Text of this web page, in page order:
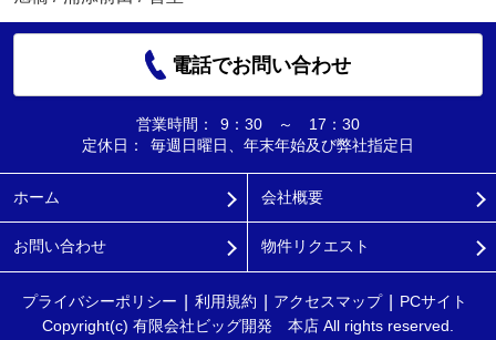
電話でお問い合わせ
営業時間：
9：30 ～ 17：30
定休日：
毎週日曜日、年末年始及び弊社指定日
ホーム 会社概要
お問い合わせ 物件リクエスト
プライバシーポリシー 利用規約 アクセスマップ
PCサイト
Copyright(c) 有限会社ビッグ開発 本店 All rights reserved.